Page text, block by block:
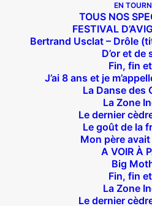
EN
TOUS NOS
FESTIVAL
Bertrand Usclat – Drôle
D’or et de
Fin, fin
J’ai 8 ans et je
La Danse des
La Zone
Le dernier
Le goût de la
Mon père
A VOIR À
Big
Fin, fin
La Zone
Le dernier
Suivez